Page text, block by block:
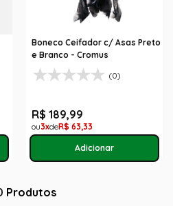
Boneco Ceifador c/ Asas Preto
e Branco - Cromus
(0)
R$ 189,99
3 R$ 63,33
Produtos